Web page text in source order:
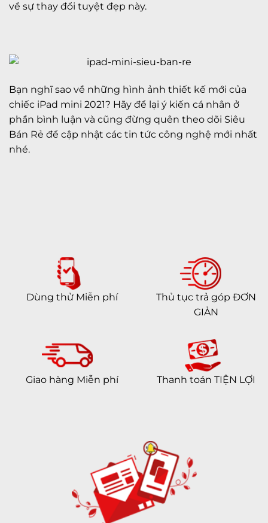
về sự thay đổi tuyệt đẹp này.
Bạn nghĩ sao về những hình ảnh thiết kế mới của
chiếc iPad mini 2021? Hãy để lại ý kiến cá nhân ở
phần bình luận và cũng đừng quên theo dõi Siêu
Bán Rẻ để cập nhật các tin tức công nghệ mới nhất
nhé.
Dùng thử Miễn phí
Thủ tục trả góp ĐƠN
GIẢN
Giao hàng Miễn phí Thanh toán TIỆN LỢI